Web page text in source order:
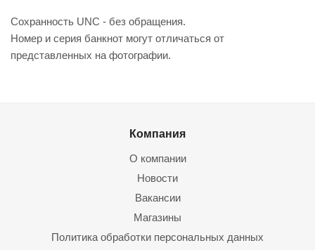
Сохранность UNC - без обращения.
Номер и серия банкнот могут отличаться от
представленных на фотографии.
Компания
О компании
Новости
Вакансии
Магазины
Политика обработки персональных данных